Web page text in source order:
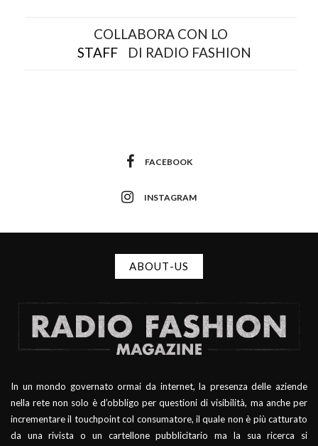
COLLABORA CON LO
STAFF
DI RADIO FASHION
FACEBOOK
INSTAGRAM
ABOUT-US
In un mondo governato ormai da internet, la presenza delle aziende
nella rete non solo è d’obbligo per questioni di visibilità, ma anche per
incrementare il touchpoint col consumatore, il quale non è più catturato
da una rivista o un cartellone pubblicitario ma la sua ricerca si